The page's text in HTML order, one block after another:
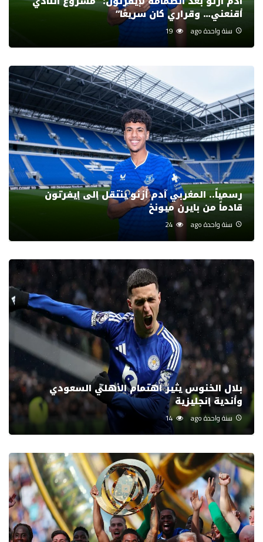
أقنعني… وقراري كان سريعًا”
سنة واحدة ago 19
رسمياً.. المغربي آدم أزنو ينتقل إلى إيفرتون
قادماً من بايرن ميونخ
سنة واحدة ago 24
بلال الخنوس يثير اهتمام الأهلي السعودي
وأندية إنجليزية
سنة واحدة ago 14